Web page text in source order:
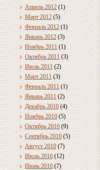
Апрель 2012 (1)
Март 2012 (5)
Февраль 2012 (1)
Январь 2012 (3)
Ноябрь 2011 (1)
Октябрь 2011 (3)
Июль 2011 (2)
Март 2011 (3)
Февраль 2011 (1)
Январь 2011 (2)
Декабрь 2010 (4)
Ноябрь 2010 (5)
Октябрь 2010 (9)
Сентябрь 2010 (5)
Август 2010 (7)
Июль 2010 (12)
Июнь 2010 (7)